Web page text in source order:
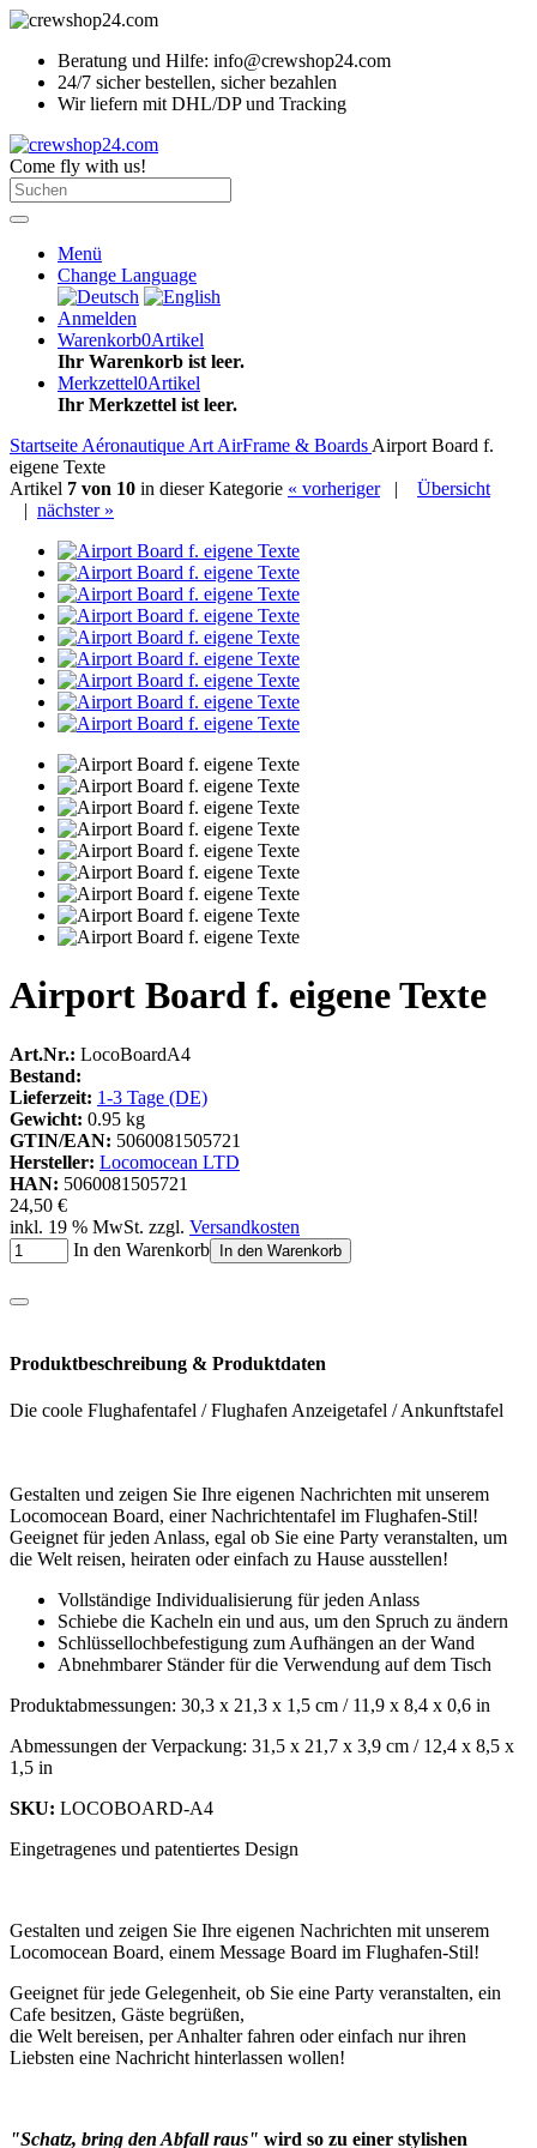
Beratung und Hilfe: info@crewshop24.com
24/7 sicher bestellen, sicher bezahlen
Wir liefern mit DHL/DP und Tracking
Come fly with us!
Menü
Change Language
Anmelden
Warenkorb0Artikel
Ihr Warenkorb ist leer.
Merkzettel0Artikel
Ihr Merkzettel ist leer.
Startseite Aéronautique Art AirFrame & Boards Airport Board f.
eigene Texte
Artikel 7 von 10 in dieser Kategorie « vorheriger| Übersicht
| nächster »
Airport Board f. eigene Texte
Art.Nr.: LocoBoardA4
Bestand:
Lieferzeit: 1-3 Tage (DE)
Gewicht: 0.95 kg
GTIN/EAN: 5060081505721
Hersteller: Locomocean LTD
HAN: 5060081505721
24,50 €
inkl. 19 % MwSt. zzgl. Versandkosten
In den Warenkorb
In den Warenkorb
Produktbeschreibung & Produktdaten
Die coole Flughafentafel / Flughafen Anzeigetafel / Ankunftstafel
Gestalten und zeigen Sie Ihre eigenen Nachrichten mit unserem
Locomocean Board, einer Nachrichtentafel im Flughafen-Stil!
Geeignet für jeden Anlass, egal ob Sie eine Party veranstalten, um
die Welt reisen, heiraten oder einfach zu Hause ausstellen!
Vollständige Individualisierung für jeden Anlass
Schiebe die Kacheln ein und aus, um den Spruch zu ändern
Schlüssellochbefestigung zum Aufhängen an der Wand
Abnehmbarer Ständer für die Verwendung auf dem Tisch
Produktabmessungen: 30,3 x 21,3 x 1,5 cm / 11,9 x 8,4 x 0,6 in
Abmessungen der Verpackung: 31,5 x 21,7 x 3,9 cm / 12,4 x 8,5 x
1,5 in
SKU: LOCOBOARD-A4
Eingetragenes und patentiertes Design
Gestalten und zeigen Sie Ihre eigenen Nachrichten mit unserem
Locomocean Board, einem Message Board im Flughafen-Stil!
Geeignet für jede Gelegenheit, ob Sie eine Party veranstalten, ein
Cafe besitzen, Gäste begrüßen,
die Welt bereisen, per Anhalter fahren oder einfach nur ihren
Liebsten eine Nachricht hinterlassen wollen!
"Schatz, bring den Abfall raus" wird so zu einer stylishen